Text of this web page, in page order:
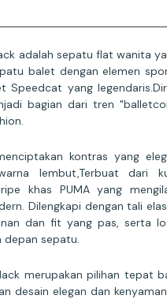
adalah sepatu flat wanita
balet dengan elemen
Speedcat yang
bagian dari tren
kontras yang
lembut,Terbuat dari
khas PUMA yang
Dilengkapi dengan tali
dan fit yang pas, serta
depan sepatu.
merupakan pilihan tepat
desain elegan dan